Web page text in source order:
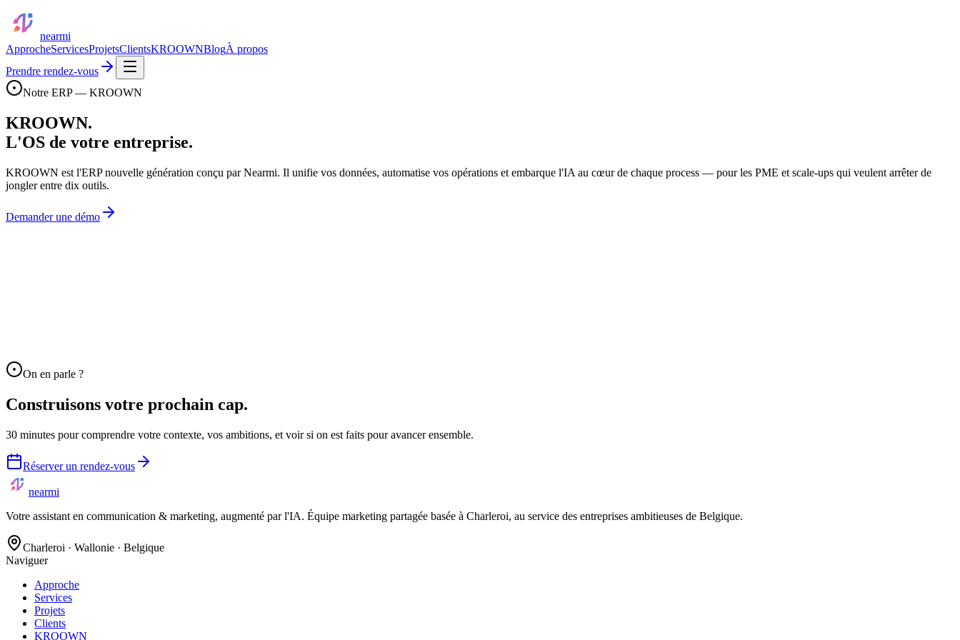
nearmi
ApprocheServicesProjetsClientsKROOWNBlogÀ propos
Prendre rendez-vous
Notre ERP — KROOWN
KROOWN.
L'OS de votre entreprise.
KROOWN est l'ERP nouvelle génération conçu par Nearmi. Il unifie vos données, automatise vos opérations et embarque l'IA au cœur de chaque process — pour les PME et scale-ups qui veulent arrêter de
jongler entre dix outils.
Demander une démo
On en parle ?
Construisons votre prochain cap.
30 minutes pour comprendre votre contexte, vos ambitions, et voir si on est faits pour avancer ensemble.
Réserver un rendez-vous
nearmi
Votre assistant en communication & marketing, augmenté par l'IA. Équipe marketing partagée basée à Charleroi, au service des entreprises ambitieuses de Belgique.
Charleroi · Wallonie · Belgique
Naviguer
Approche
Services
Projets
Clients
KROOWN